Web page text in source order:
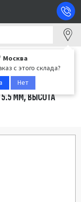
Москва
с этого склада?
Нет
5.5 ММ, ВЫСОТА